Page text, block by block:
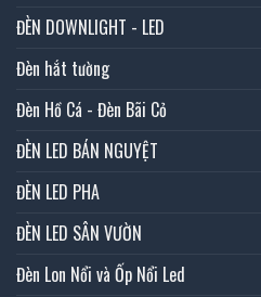
ĐÈN DOWNLIGHT - LED
Đèn hắt tường
Đèn Hồ Cá - Đèn Bãi Cỏ
ĐÈN LED BÁN NGUYỆT
ĐÈN LED PHA
ĐÈN LED SÂN VƯỜN
Đèn Lon Nổi và Ốp Nổi Led